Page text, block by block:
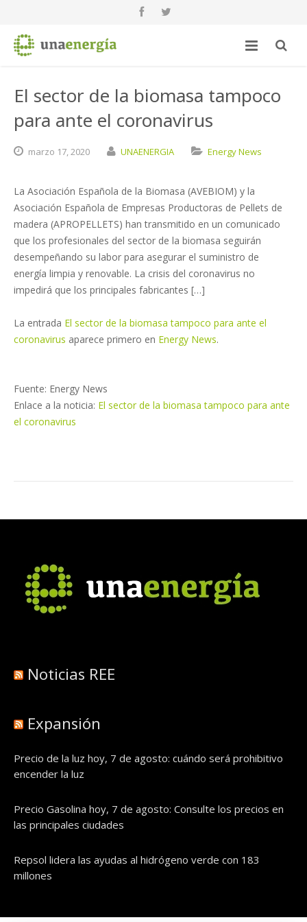
El sector de la biomasa tampoco
para ante el coronavirus
marzo 17,2020 UNAENERGIA Energy News
La Asociación Española de la Biomasa (AVEBIOM) y la
Asociación Española de Empresas Productoras de Pellets de
madera (APROPELLETS) han transmitido en un comunicado
que los profesionales del sector de la biomasa seguirán
desempeñando su labor para asegurar el suministro de
energía limpia y renovable. La crisis del coronavirus no
impedirá que los principales fabricantes […]
La entrada El sector de la biomasa tampoco para ante el
coronavirus aparece primero en Energy News.
Fuente: Energy News
Enlace a la noticia: El sector de la biomasa tampoco para ante
el coronavirus
Noticias REE
Expansión
Precio de la luz hoy, 7 de agosto: cuándo será prohibitivo
encender la luz
Precio Gasolina hoy, 7 de agosto: Consulte los precios en
las principales ciudades
Repsol lidera las ayudas al hidrógeno verde con 183
millones